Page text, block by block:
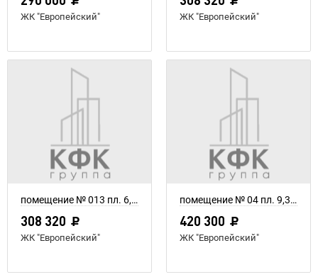
ЖК "Европейский" ЖК "Европейский"
помещение № 013 пл. 6,56 м²
308 320
ЖК "Европейский"
помещение № 04 пл. 9,34 м²
420 300
ЖК "Европейский"